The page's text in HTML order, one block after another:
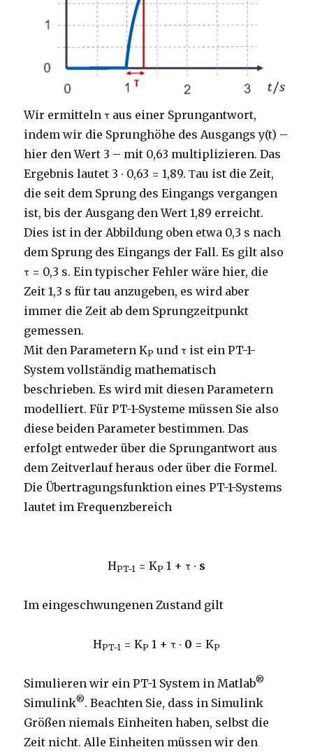
Wir ermitteln τ aus einer Sprungantwort,
indem wir die Sprunghöhe des Ausgangs y(t) –
hier den Wert 3 – mit 0,63 multiplizieren. Das
Ergebnis lautet 3 ∙ 0,63 = 1,89. Τau ist die Zeit,
die seit dem Sprung des Eingangs vergangen
ist, bis der Ausgang den Wert 1,89 erreicht.
Dies ist in der Abbildung oben etwa 0,3 s nach
dem Sprung des Eingangs der Fall. Es gilt also
τ = 0,3 s. Ein typischer Fehler wäre hier, die
Zeit 1,3 s für tau anzugeben, es wird aber
immer die Zeit ab dem Sprungzeitpunkt
gemessen.
Mit den Parametern KP und τ ist ein PT-1-
System vollständig mathematisch
beschrieben. Es wird mit diesen Parametern
modelliert. Für PT-1-Systeme müssen Sie also
diese beiden Parameter bestimmen. Das
erfolgt entweder über die Sprungantwort aus
dem Zeitverlauf heraus oder über die Formel.
Die Übertragungsfunktion eines PT-1-Systems
lautet im Frequenzbereich
HPT-1 = KP 1 + τ ∙ s
Im eingeschwungenen Zustand gilt
HPT-1 = KP 1 + τ ∙ 0 = KP
Simulieren wir ein PT-1 System in Matlab®
Simulink®. Beachten Sie, dass in Simulink
Größen niemals Einheiten haben, selbst die
Zeit nicht. Alle Einheiten müssen wir den